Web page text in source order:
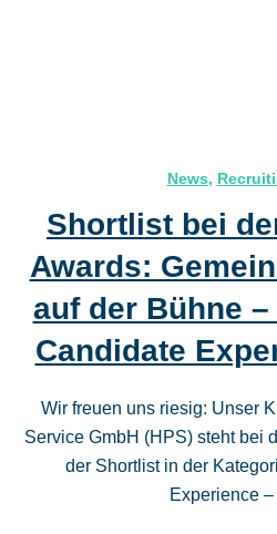
News,
Shortlist bei
Awards:
auf der Bühne
Candidate
Wir freuen uns riesig: Unser
Service GmbH (HPS) steht bei
der Shortlist in der
Experience –